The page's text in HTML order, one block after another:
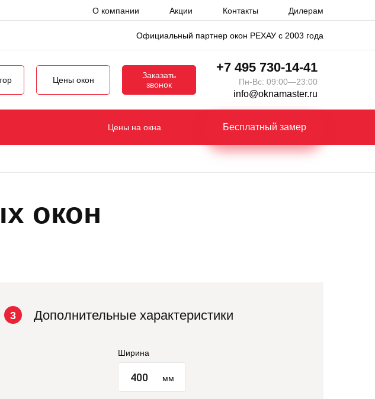
О компании Акции Контакты Дилерам
Официальный партнер окон РЕХАУ с 2003 года
Цены окон
Заказать
звонок
+7 495 730-14-41
Пн-Вс: 09:00—23:00
info@oknamaster.ru
Цены на окна Бесплатный замер
окон
3 Дополнительные характеристики
Ширина
мм